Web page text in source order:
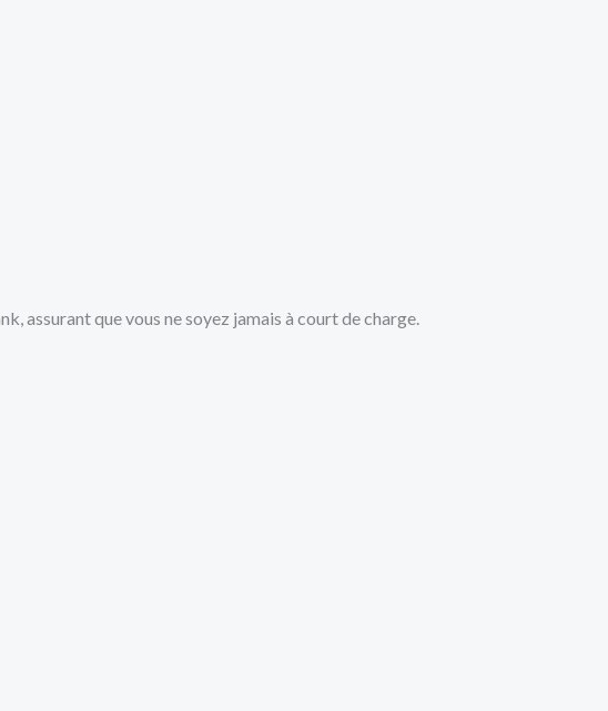
assurant que vous ne soyez jamais à court de charge.